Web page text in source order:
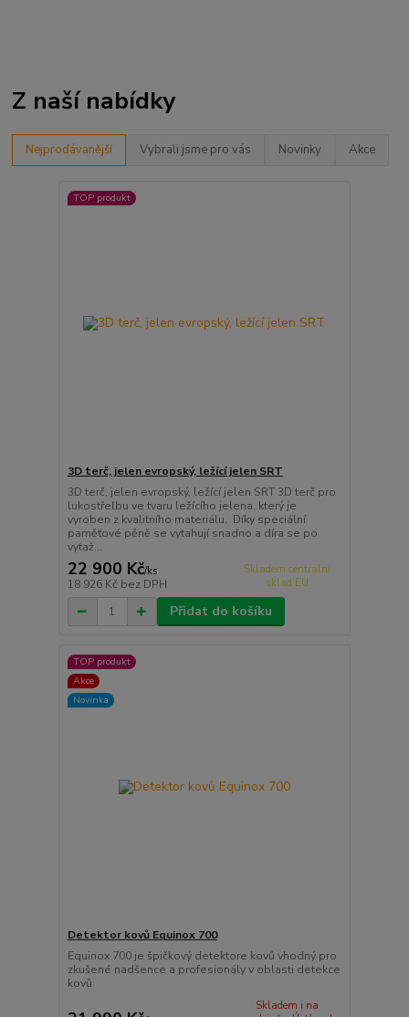
Z naší nabídky
Nejprodávanější Vybrali jsme pro vás Novinky Akce
TOP produkt
3D terč, jelen evropský, ležící jelen SRT
3D terč, jelen evropský, ležící jelen SRT 3D terč pro
lukostřelbu ve tvaru ležícího jelena, který je
vyroben z kvalitního materiálu. Díky speciální
paměťové pěně se vytahují snadno a díra se po
vytaž...
22 900 Kč/ks
18 926 Kč bez DPH
Skladem centrální
sklad EU
Přidat do košíku
TOP produkt
Akce
Novinka
Detektor kovů Equinox 700
Equinox 700 je špičkový detektore kovů vhodný pro
zkušené nadšence a profesionály v oblasti detekce
kovů
Skladem i na